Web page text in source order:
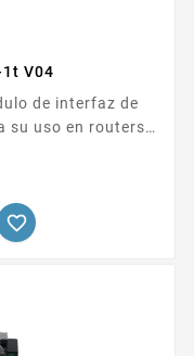
V04
su uso en routers
E1), lo que lo
